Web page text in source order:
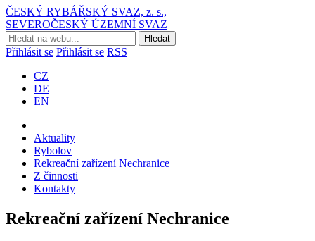
ČESKÝ RYBÁŘSKÝ SVAZ, z. s.,
SEVEROČESKÝ ÚZEMNÍ SVAZ
Přihlásit se Přihlásit se RSS
CZ
DE
EN
Aktuality
Rybolov
Rekreační zařízení Nechranice
Z činnosti
Kontakty
Rekreační zařízení Nechranice